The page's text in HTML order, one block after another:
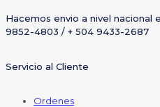
Hacemos envio a nivel nacional
9852-4803 / + 504 9433-2687
Servicio al Cliente
Ordenes